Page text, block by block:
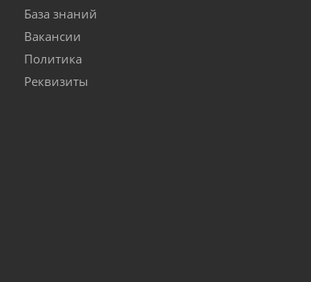
База знаний
Вакансии
Политика
Реквизиты